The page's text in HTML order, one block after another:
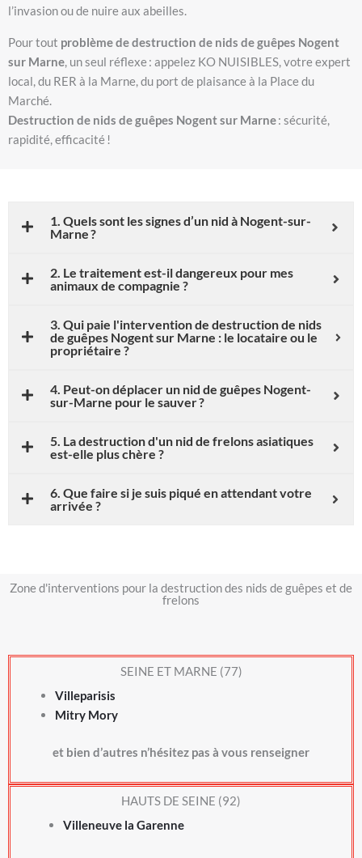
l’invasion ou de nuire aux abeilles.
Pour tout problème de destruction de nids de guêpes Nogent
sur Marne, un seul réflexe : appelez KO NUISIBLES, votre expert
local, du RER à la Marne, du port de plaisance à la Place du
Marché.
Destruction de nids de guêpes Nogent sur Marne: sécurité,
rapidité, efficacité !
1. Quels sont les signes d’un nid à Nogent-sur-
Marne ?
2. Le traitement est-il dangereux pour mes
animaux de compagnie ?
3. Qui paie l'intervention de destruction de nids
de guêpes Nogent sur Marne : le locataire ou le
propriétaire ?
4. Peut-on déplacer un nid de guêpes Nogent-
sur-Marne pour le sauver ?
5. La destruction d'un nid de frelons asiatiques
est-elle plus chère ?
6. Que faire si je suis piqué en attendant votre
arrivée ?
Zone d'interventions pour la destruction des nids de guêpes et de
frelons
SEINE ET MARNE (77)
Villeparisis
Mitry Mory
et bien d’autres n’hésitez pas à vous renseigner
HAUTS DE SEINE (92)
Villeneuve la Garenne